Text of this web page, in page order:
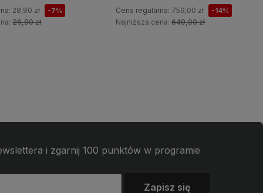
28,90 zł -7%
26,90 zł
Cena regularna: 759,00 zł -14%
Najniższa cena:649,00 zł
i zgarnij 100 punktów w programie
Zapisz się